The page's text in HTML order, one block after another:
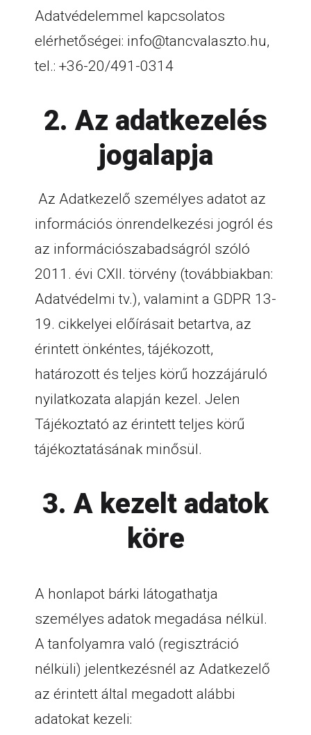
Adatvédelemmel kapcsolatos
elérhetőségei: info@tancvalaszto.hu,
tel.: +36-20/491-0314
2. Az adatkezelés
jogalapja
Az Adatkezelő személyes adatot az
információs önrendelkezési jogról és
az információszabadságról szóló
2011. évi CXII. törvény (továbbiakban:
Adatvédelmi tv.), valamint a GDPR 13-
19. cikkelyei előírásait betartva, az
érintett önkéntes, tájékozott,
határozott és teljes körű hozzájáruló
nyilatkozata alapján kezel. Jelen
Tájékoztató az érintett teljes körű
tájékoztatásának minősül.
3. A kezelt adatok
köre
A honlapot bárki látogathatja
személyes adatok megadása nélkül.
A tanfolyamra való (regisztráció
nélküli) jelentkezésnél az Adatkezelő
az érintett által megadott alábbi
adatokat kezeli: